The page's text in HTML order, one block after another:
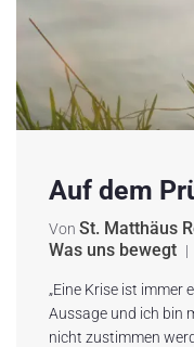
Auf dem
Von St. Matthäus
Was uns bewegt |
„Eine Krise ist immer
Aussage und ich bin
nicht zustimmen